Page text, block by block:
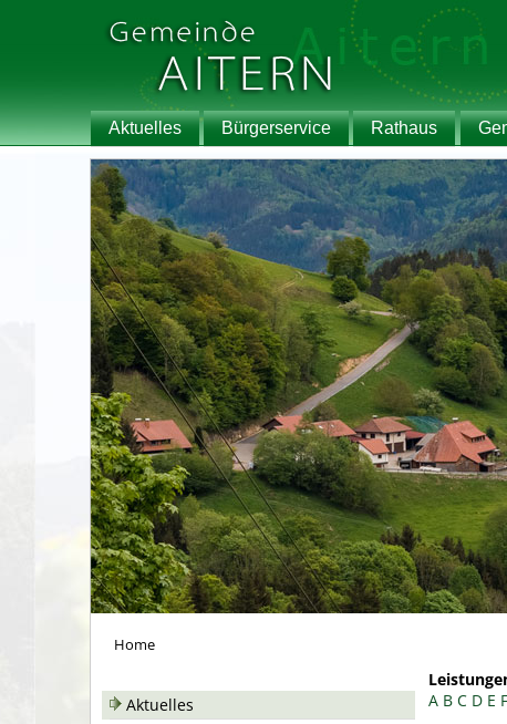
Aktuelles Bürgerservice Rathaus
Home
Aktuelles
A B C D E F